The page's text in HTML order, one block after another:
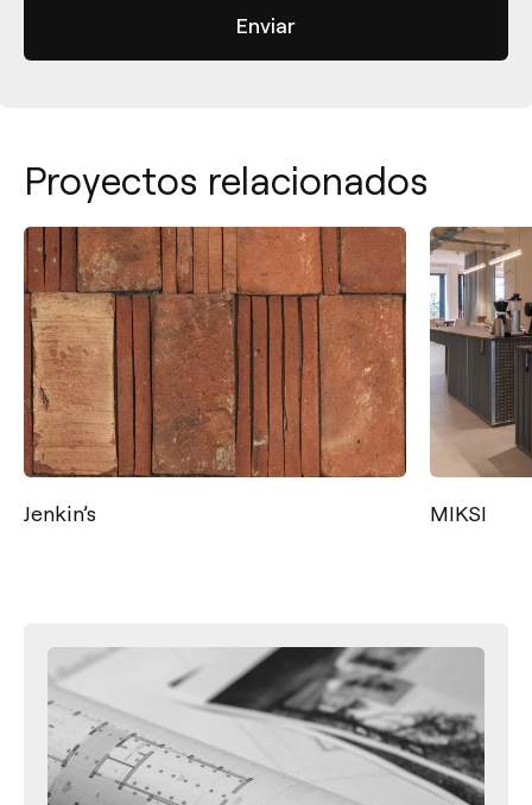
Proyectos relacionados
Jenkin’s MIKSI